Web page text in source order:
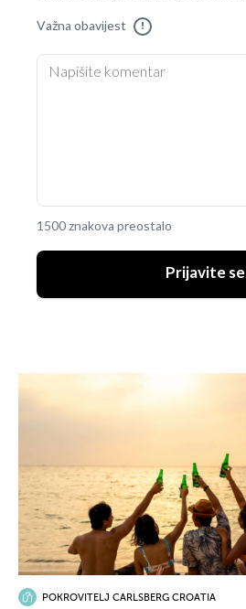
Važna obavijest !
1500 znakova preostalo
Prijavite se
POKROVITELJ CARLSBERG CROATIA